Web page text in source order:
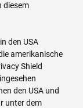
diesem
den USA
amerikanische
Shield
den USA und
unter dem